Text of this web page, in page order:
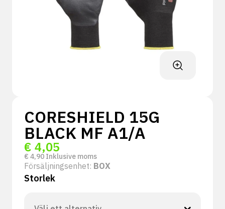
CORESHIELD 15G
BLACK MF A1/A
€ 4,05
€ 4,90 Inklusive moms
Försäljningsenhet: BOX
Storlek